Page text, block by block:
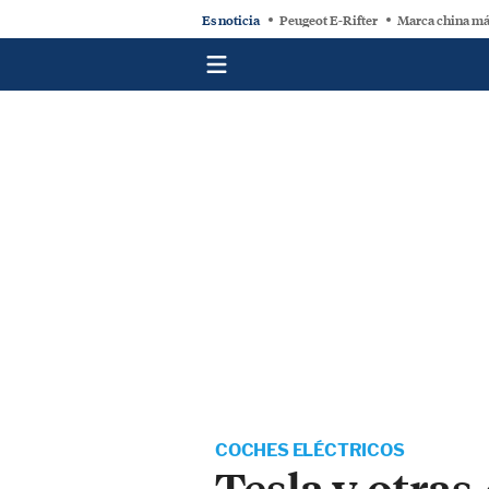
Es noticia Peugeot E-Rifter Marca china
COCHES ELÉCTRICOS